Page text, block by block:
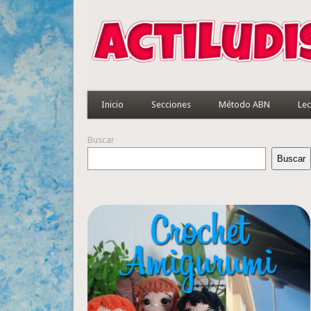
Inicio Secciones Método ABN
Buscar
Buscar